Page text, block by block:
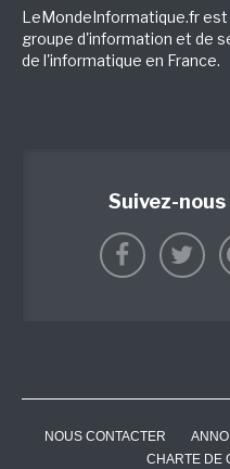
LeMondeInformatique.fr est
groupe d'information et de
de l'informatique en France.
Suivez-
NOUS CONTACTER
CHARTE DE